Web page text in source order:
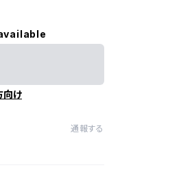
向け
通報する